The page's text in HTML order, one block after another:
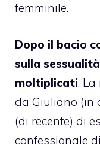
femminile.
Dopo il bacio
sulla
moltiplicati.
da Giuliano (in
(di recente) di
confessionale